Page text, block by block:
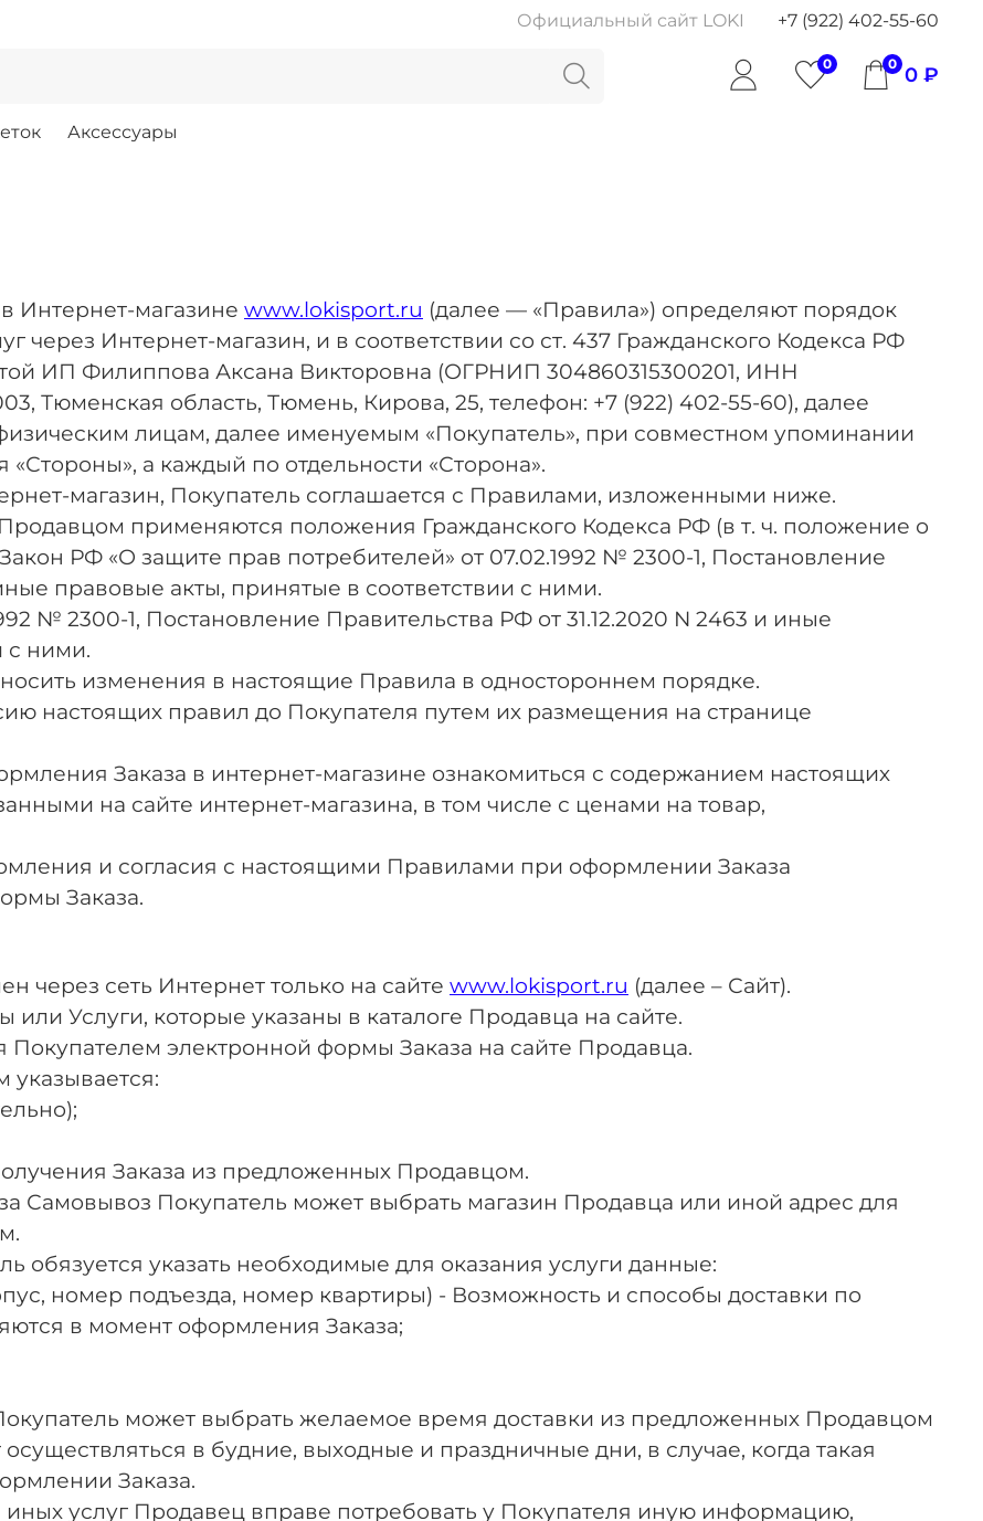
Официальный сайт LOKI +7 (922) 402-55-60
0 0 0 ₽
Аксессуары
Интернет-магазине www.lokisport.ru (далее — «Правила») определяют порядок
через Интернет-магазин, и в соответствии со ст. 437 Гражданского Кодекса РФ
ИП Филиппова Аксана Викторовна (ОГРНИП 304860315300201, ИНН
Тюменская область, Тюмень, Кирова, 25, телефон: +7 (922) 402-55-60), далее
лицам, далее именуемым «Покупатель», при совместном упоминании
а каждый по отдельности «Сторона».
магазин, Покупатель соглашается с Правилами, изложенными ниже.
применяются положения Гражданского Кодекса РФ (в т. ч. положение о
РФ «О защите прав потребителей» от 07.02.1992 № 2300-1, Постановление
правовые акты, принятые в соответствии с ними.
№ 2300-1, Постановление Правительства РФ от 31.12.2020 N 2463 и иные
с ними.
изменения в настоящие Правила в одностороннем порядке.
настоящих правил до Покупателя путем их размещения на странице
Заказа в интернет-магазине ознакомиться с содержанием настоящих
на сайте интернет-магазина, в том числе с ценами на товар,
и согласия с настоящими Правилами при оформлении Заказа
Заказа.
через сеть Интернет только на сайте www.lokisport.ru (далее – Сайт).
Услуги, которые указаны в каталоге Продавца на сайте.
Покупателем электронной формы Заказа на сайте Продавца.
Заказа из предложенных Продавцом.
Самовывоз Покупатель может выбрать магазин Продавца или иной адрес для
обязуется указать необходимые для оказания услуги данные:
номер подъезда, номер квартиры) - Возможность и способы доставки по
в момент оформления Заказа;
может выбрать желаемое время доставки из предложенных Продавцом
в будние, выходные и праздничные дни, в случае, когда такая
Заказа.
услуг Продавец вправе потребовать у Покупателя иную информацию,